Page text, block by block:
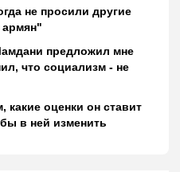
не просили другие
армян"
предложил мне
что социализм - не
оценки он ставит
в ней изменить